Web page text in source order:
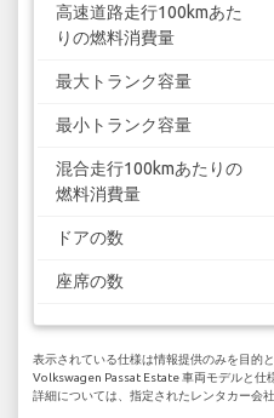
高速道路走行100kmあた
りの燃料消費量
最大トランク容量
最小トランク容量
混合走行100kmあたりの
燃料消費量
ドアの数
座席の数
表示されている仕様は情報提供のみを目的
Volkswagen Passat Estate 車両モデルと仕
詳細については、指定されたレンタカー会